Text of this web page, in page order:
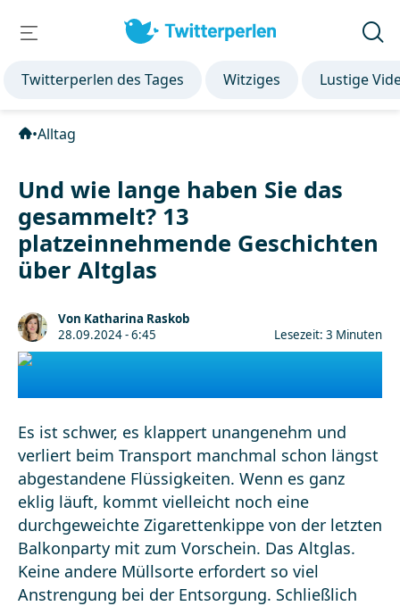
Twitterperlen des Tages Witziges Lustige
•Alltag
Und wie lange haben Sie das
gesammelt? 13
platzeinnehmende Geschichten
über Altglas
Von Katharina Raskob
28.09.2024 - 6:45
Lesezeit: 3 Minuten
Es ist schwer, es klappert unangenehm und
verliert beim Transport manchmal schon längst
abgestandene Flüssigkeiten. Wenn es ganz
eklig läuft, kommt vielleicht noch eine
durchgeweichte Zigarettenkippe von der letzten
Balkonparty mit zum Vorschein. Das Altglas.
Keine andere Müllsorte erfordert so viel
Anstrengung bei der Entsorgung. Schließlich